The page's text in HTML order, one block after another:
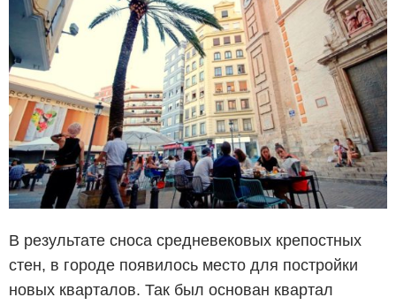
В результате сноса средневековых крепостных
стен, в городе появилось место для постройки
новых кварталов. Так был основан квартал